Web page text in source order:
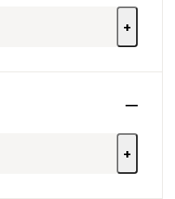
+
+